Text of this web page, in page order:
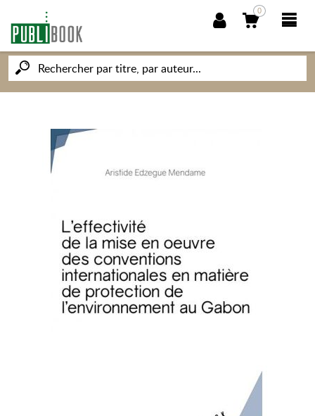
0
NOUVEAUTÉS
SOCIÉTÉ DES ÉCRIVAINS
MON PETIT ÉDITEUR